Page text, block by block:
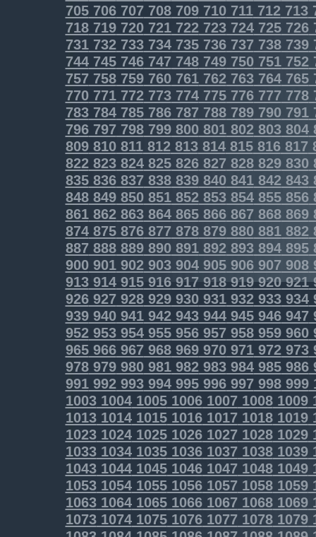
705706707708709710711712713
718719720721722723724725726
731732733734735736737 738739
744745746747748749750751752
757758759760761762763764765
770771772773774775776777 778
783784785786787788789790791
796797798799800801802803804
809810811812813814815816817
822823824825826827 828829830
835836837838839840841842843
848849850851852853854855856
861862863864865866867 868869
874875876877 878879880 881882
887888889890891892893894895
900901902903904905906907 908
913914915916917918919920921
926927928929930931932933934
939940941942943944945946947
952953954955956957958959960
965966967968969970971972973
978979980981982983984985986
991992993994995996997998999
1003100410051006100710081009
1013101410151016101710181019
1023102410251026102710281029
1033103410351036103710381039
1043104410451046104710481049
1053105410551056105710581059
1063106410651066106710681069
1073107410751076107710781079